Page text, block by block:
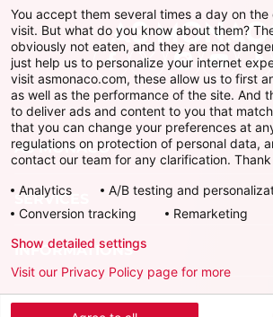
Facebook
X Instagram
AS MONACO
SERVICES
INFORMATIONS
You accept them several times a day on
visit. But what do you know about them?
obviously not eaten, and they are not
just help us to personalize your internet
visit asmonaco.com, these allow us to first
as well as the performance of the site. And
to deliver ads and content to you that
that you can change your preferences at
regulations on protection of personal data,
contact our team for any clarification.
Analytics
A/B testing and
Conversion tracking
Remarketing
Show detailed settings
Visit our Privacy Policy page for more